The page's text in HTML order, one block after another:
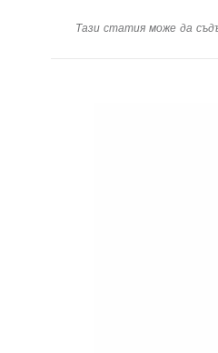
Тази статия може да